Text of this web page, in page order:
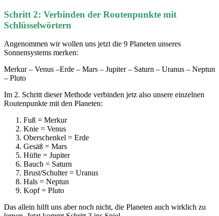
Schritt 2: Verbinden der Routenpunkte mit
Schlüsselwörtern
Angenommen wir wollen uns jetzt die 9 Planeten unseres
Sonnensystems merken:
Merkur – Venus –Erde – Mars – Jupiter – Saturn – Uranus – Neptun
– Pluto
Im 2. Schritt dieser Methode verbinden jetz also unsere einzelnen
Routenpunkte mit den Planeten:
Fuß = Merkur
Knie = Venus
Oberschenkel = Erde
Gesäß = Mars
Hüfte = Jupiter
Bauch = Saturn
Brust/Schulter = Uranus
Hals = Neptun
Kopf = Pluto
Das allein hilft uns aber noch nicht, die Planeten auch wirklich zu